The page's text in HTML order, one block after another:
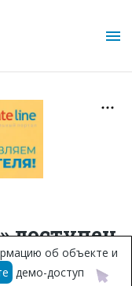
доступен
об объекте и
демо-доступ